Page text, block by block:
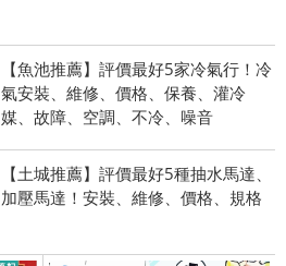
【魚池推薦】評價最好5家冷氣行！冷
氣安裝、維修、價格、保養、灌冷
媒、故障、空調、不冷、噪音
【土城推薦】評價最好5種抽水馬達、
加壓馬達！安裝、維修、價格、規格